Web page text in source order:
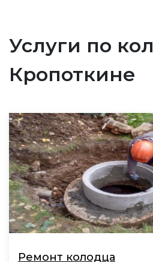
Услуги по
Кропоткине
Ремонт колодца